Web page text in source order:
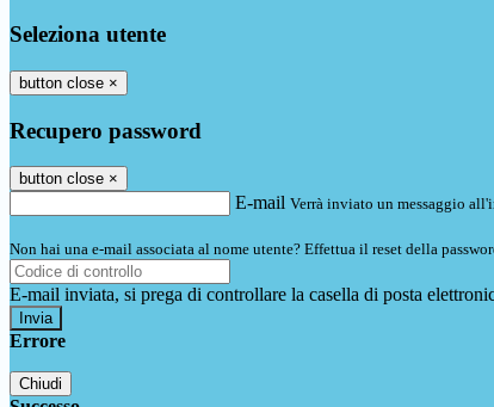
Seleziona utente
button close ×
Recupero password
button close ×
E-mail Verrà inviato un messaggio
Non hai una e-mail associata al nome utente? Effettua il reset della
E-mail inviata, si prega di controllare la casella di posta
Errore
Chiudi